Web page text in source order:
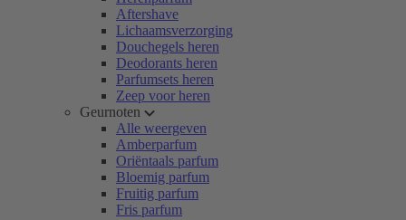
Aftershave
Lichaamsverzorging
Douchegels heren
Deodorants heren
Parfumsets heren
Zeep voor heren
Geurnoten
Alle weergeven
Amberparfum
Oriëntaals parfum
Bloemig parfum
Fruitig parfum
Fris parfum